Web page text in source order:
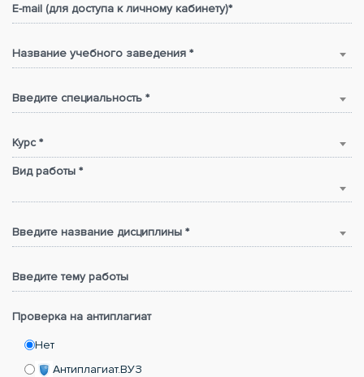
E-mail (для доступа к личному кабинету)*
Название учебного заведения *
Введите специальность *
Курс *
Вид работы *
Введите название дисциплины *
Введите тему работы
Проверка на антиплагиат
Нет
Антиплагиат.ВУЗ